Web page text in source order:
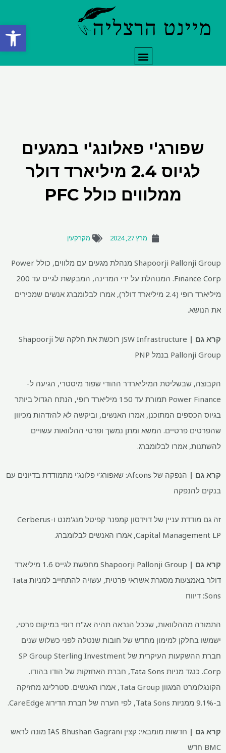
פתח
תפריט
שפורג'י פאלונג'י במגעים
לגיוס 2.4 מיליארד דולר
ממלווים כולל PFC
מרץ 27, 2024 מקרקעין
Shapoorji Pallonji Group מנהלת מגעים עם מלווים, כולל Power
Finance Corp. המנוהלת על ידי המדינה, המבקשת לגייס עד 200
מיליארד רופי (2.4 מיליארד דולר), אמרו לבלומברג אנשים שמכירים
את הנושא.
קרא גם |
JSW Infrastructure רוכשת את חלקה של Shapoorji
Pallonji Group בנמל PNP
הקבוצה, שבשליטת המיליארדר ההודי שפור מיסטרי, הגיעה ל-
Power Finance תמורת עד 150 מיליארד רופי, הנתח הגדול ביותר
בגיוס הכספים המתוכנן, אמרו האנשים, וביקשה לא להזדהות מכיוון
שהפרטים פרטיים. המשא ומתן נמשך ופרטי ההלוואות עשויים
להשתנות, אמרו לבלומברג.
קרא גם |
הנפקה של Afcons: שאפורג'י פלונג'י מתמודדת בדיונים עם
בנקים להנפקה
זה גם מודדת עניין של דוידסון קמפנר קפיטל מנג'מנט ו-Cerberus
Capital Management LP, אמרו האנשים לבלומברג.
קרא גם |
Shapoorji Pallonji Group מחפשת לגייס 1.6 מיליארד
דולר באמצעות מסגרת אשראי פרטית, עשויה להתחייב למניות Tata
Sons: דיווח
התמורה מההלוואות, שככל הנראה תהיה אג"ח רופי במיקום פרטי,
ישמשו בחלקן למימון מחדש של חובות שנטלה לפני כשלוש שנים
חברת ההשקעות העיקרית של SP Group Sterling Investment
Corp. כנגד מניות Tata Sons, חברת האחזקות של הודו בהודו.
הקונגלומרט המגוון Tata Group, אמרו האנשים. סטרלינג מחזיקה
ב-9.1% ממניות Tata Sons, לפי הערה של חברת הדירוג CareEdge.
קרא גם |
חדשות מומבאי: קצין IAS Bhushan Gagrani מונה לראש
BMC חדש